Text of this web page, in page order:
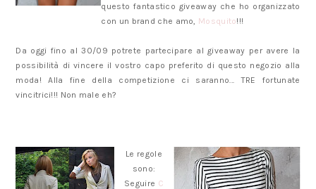
questo fantastico giveaway che ho organizzato
con un brand che amo, Mosquito!!!
Da oggi fino al 30/09 potrete partecipare al giveaway per avere la
possibilità di vincere il vostro capo preferito di questo negozio alla
moda! Alla fine della competizione ci saranno... TRE fortunate
vincitrici!!! Non male eh?
Le regole
sono:
Seguire C